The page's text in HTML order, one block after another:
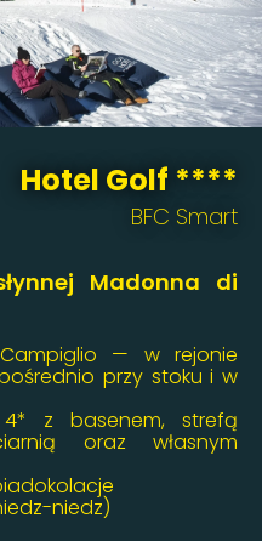
Hotel Golf ****
BFC Smart
Madonna di
— w rejonie
przy stoku i w
z basenem, strefą
oraz własnym
niedz)